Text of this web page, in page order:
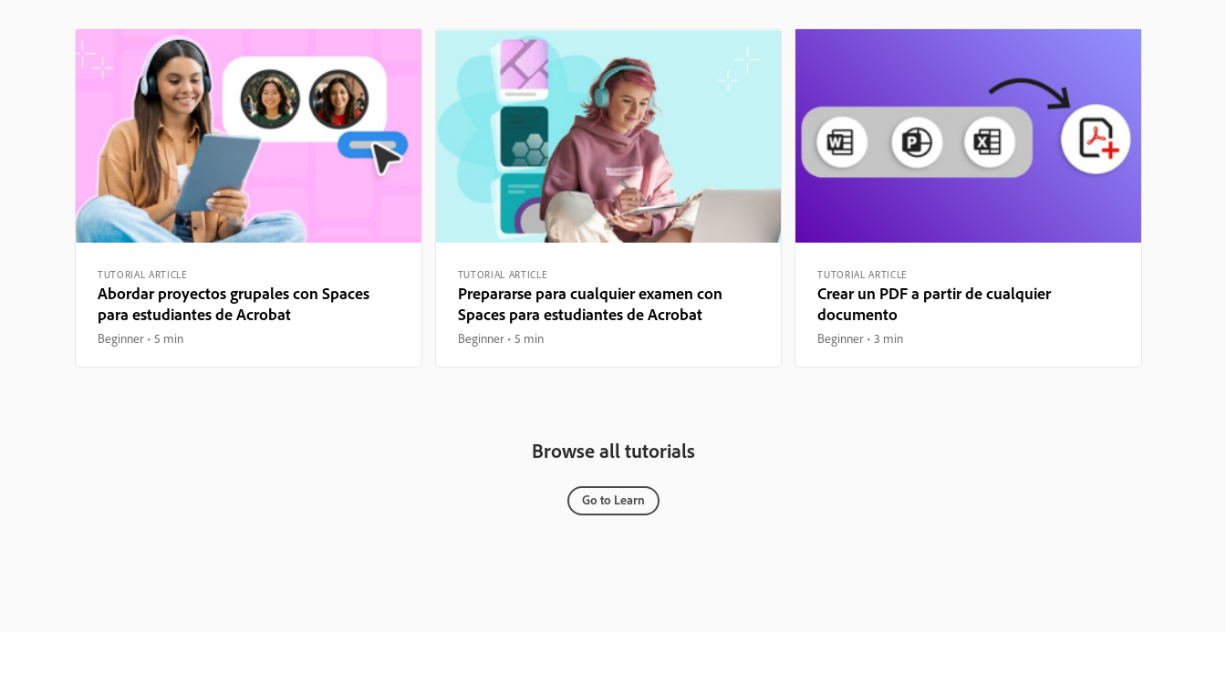
TUTORIAL ARTICLE
Abordar proyectos grupales con Spaces
para estudiantes de Acrobat
Beginner 5 min
TUTORIAL ARTICLE
Prepararse para cualquier examen con
Spaces para estudiantes de Acrobat
Beginner 5 min
TUTORIAL ARTICLE
Crear un PDF a partir de cualquier
documento
Beginner 3 min
Browse all tutorials
Go to Learn